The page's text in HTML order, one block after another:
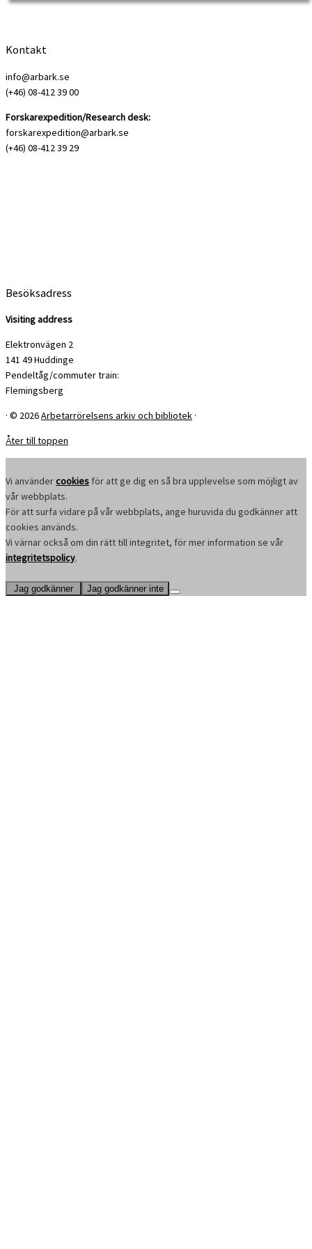
Kontakt
info@arbark.se
(+46) 08-412 39 00
Forskarexpedition/Research desk:
forskarexpedition@arbark.se
(+46) 08-412 39 29
Besöksadress
Visiting address
Elektronvägen 2
141 49 Huddinge
Pendeltåg/commuter train:
Flemingsberg
· © 2026Arbetarrörelsens arkiv och bibliotek ·
Åter till toppen
Vi användercookies för att ge dig en så bra upplevelse som möjligt av
vår webbplats.
För att surfa vidare på vår webbplats, ange huruvida du godkänner att
cookies används.
Vi värnar också om din rätt till integritet, för mer information se vår
integritetspolicy.
Jag godkänner Jag godkänner inte